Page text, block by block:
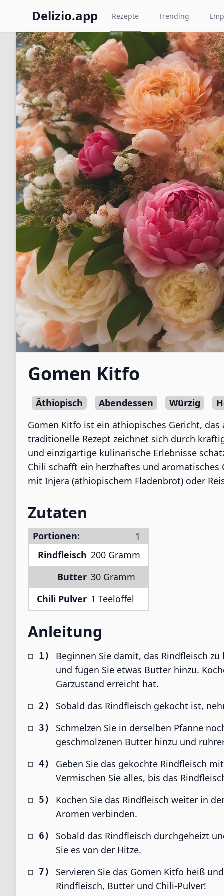
Delizio.app Rezepte Trending
Gomen Kitfo
Äthiopisch Abendessen Würzig
Gomen Kitfo ist ein äthiopisches Gericht,
traditionelle Rezept zeichnet sich durch
und einzigartige kulinarische Erlebnisse
Chili schafft ein herzhaftes und
mit Injera (äthiopischem Fladenbrot) oder
Zutaten
Portionen:
Rindfleisch 200 Gramm
Butter 30 Gramm
Chili Pulver 1 Teelöffel
Anleitung
Beginnen Sie damit, das Rindfleisch
und fügen Sie etwas Butter hinzu.
Garzustand erreicht hat.
Sobald das Rindfleisch gekocht ist,
Schmelzen Sie in derselben Pfanne
geschmolzenen Butter hinzu und
Geben Sie das gekochte Rindfleisch
Vermischen Sie alles, bis das
Kochen Sie das Rindfleisch weiter in
Aromen verbinden.
Sobald das Rindfleisch durchgeheizt
Sie es von der Hitze.
Servieren Sie das Gomen Kitfo heiß
Rindfleisch, Butter und Chili-Pulver!